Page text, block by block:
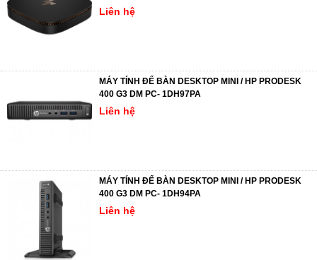
Liên hệ
MÁY TÍNH ĐỂ BÀN DESKTOP MINI / HP PRODESK
400 G3 DM PC- 1DH97PA
Liên hệ
MÁY TÍNH ĐỂ BÀN DESKTOP MINI / HP PRODESK
400 G3 DM PC- 1DH94PA
Liên hệ